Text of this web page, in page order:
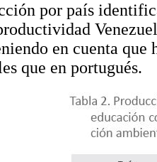
por país
en cuenta que
que en portugués.